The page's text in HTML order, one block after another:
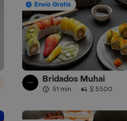
Envío Gratis
Bridados Muhai
51 min · $ 5500